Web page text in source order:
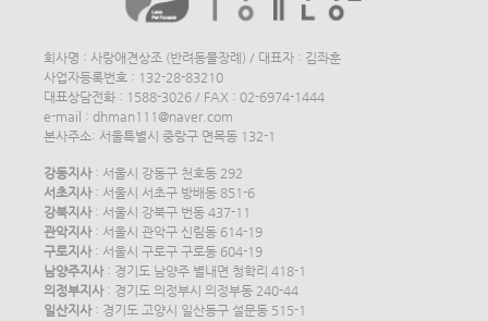
회사명 : 사랑애견상조 (반려동물장례) / 대표자 : 김좌훈
사업자등록번호 : 132-28-83210
대표상담전화 : 1588-3026 / FAX : 02-6974-1444
e-mail : dhman111@naver.com
본사주소: 서울특별시 중랑구 면목동 132-1
강동지사: 서울시 강동구 천호동 292
서초지사: 서울시 서초구 방배동 851-6
강북지사: 서울시 강북구 번동 437-11
관악지사: 서울시 관악구 신림동 614-19
구로지사: 서울시 구로구 구로동 604-19
남양주지사: 경기도 남양주 별내면 청학리 418-1
의정부지사: 경기도 의정부시 의정부동 240-44
일산지사: 경기도 고양시 일산동구 설문동 515-1